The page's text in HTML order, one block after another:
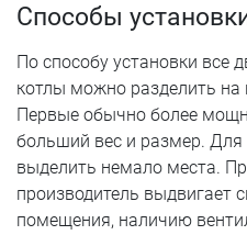
Способы
По способу установки все
котлы можно разделить на
Первые обычно более
больший вес и размер. Для
выделить немало места.
производитель выдвигает
помещения, наличию